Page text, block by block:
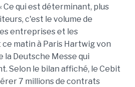
Ce qui est déterminant, plus
c'est le volume de
entreprises et les
matin à Paris Hartwig von
la Deutsche Messe qui
Selon le bilan affiché, le Cebit
7 millions de contrats